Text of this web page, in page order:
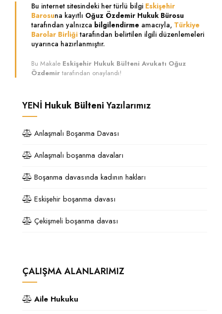
Bu internet sitesindeki her türlü bilgi Eskişehir
Barosuna kayıtlı Oğuz Özdemir Hukuk Bürosu
tarafından yalnızca bilgilendirme amacıyla, Türkiye
Barolar Birliği tarafından belirtilen ilgili düzenlemeleri
uyarınca hazırlanmıştır.
Bu Makale Eskişehir Hukuk Bülteni Avukatı Oğuz
Özdemir tarafından onaylandı!
YENİ Hukuk BülteniYazılarımız
Anlaşmalı Boşanma Davası
Anlaşmalı boşanma davaları
Boşanma davasında kadının hakları
Eskişehir boşanma davası
Çekişmeli boşanma davası
ÇALIŞMA ALANLARIMIZ
Aile Hukuku